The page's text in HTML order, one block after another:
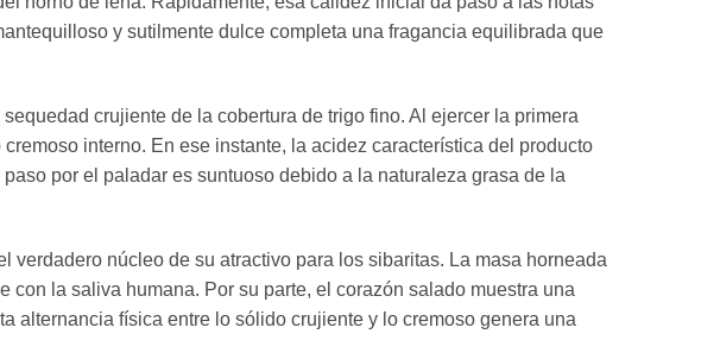
y sutilmente dulce completa una fragancia equilibrada que
crujiente de la cobertura de trigo fino. Al ejercer la primera
interno. En ese instante, la acidez característica del producto
por el paladar es suntuoso debido a la naturaleza grasa de la
núcleo de su atractivo para los sibaritas. La masa horneada
la saliva humana. Por su parte, el corazón salado muestra una
alternancia física entre lo sólido crujiente y lo cremoso genera una